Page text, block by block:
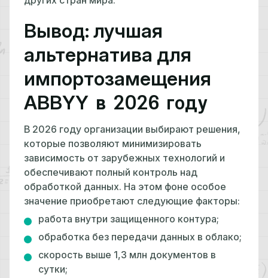
Вывод: лучшая
альтернатива для
импортозамещения
ABBYY в 2026 году
В 2026 году организации выбирают решения,
которые позволяют минимизировать
зависимость от зарубежных технологий и
обеспечивают полный контроль над
обработкой данных. На этом фоне особое
значение приобретают следующие факторы:
работа внутри защищенного контура;
обработка без передачи данных в облако;
скорость выше 1,3 млн документов в
сутки;